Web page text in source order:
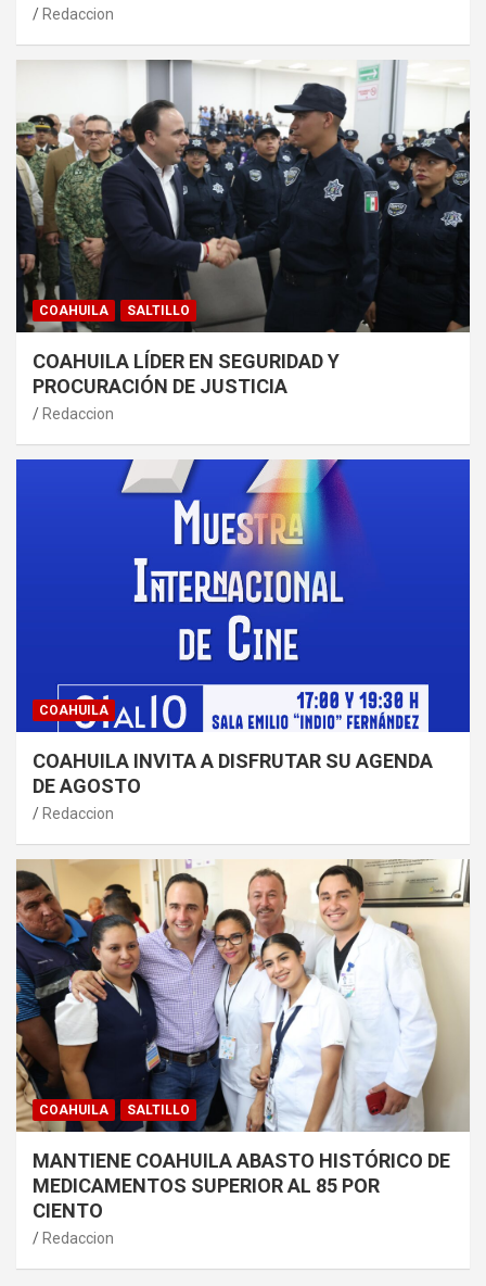
Redaccion
COAHUILA SALTILLO
COAHUILA LÍDER EN SEGURIDAD Y
PROCURACIÓN DE JUSTICIA
Redaccion
COAHUILA
COAHUILA INVITA A DISFRUTAR SU AGENDA
DE AGOSTO
Redaccion
COAHUILA SALTILLO
MANTIENE COAHUILA ABASTO HISTÓRICO DE
MEDICAMENTOS SUPERIOR AL 85 POR
CIENTO
Redaccion